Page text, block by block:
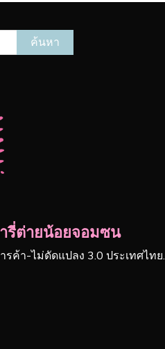
รี่ต่ายน้อยจอมซน
า-ไม่ดัดแปลง 3.0 ประเทศไทย.